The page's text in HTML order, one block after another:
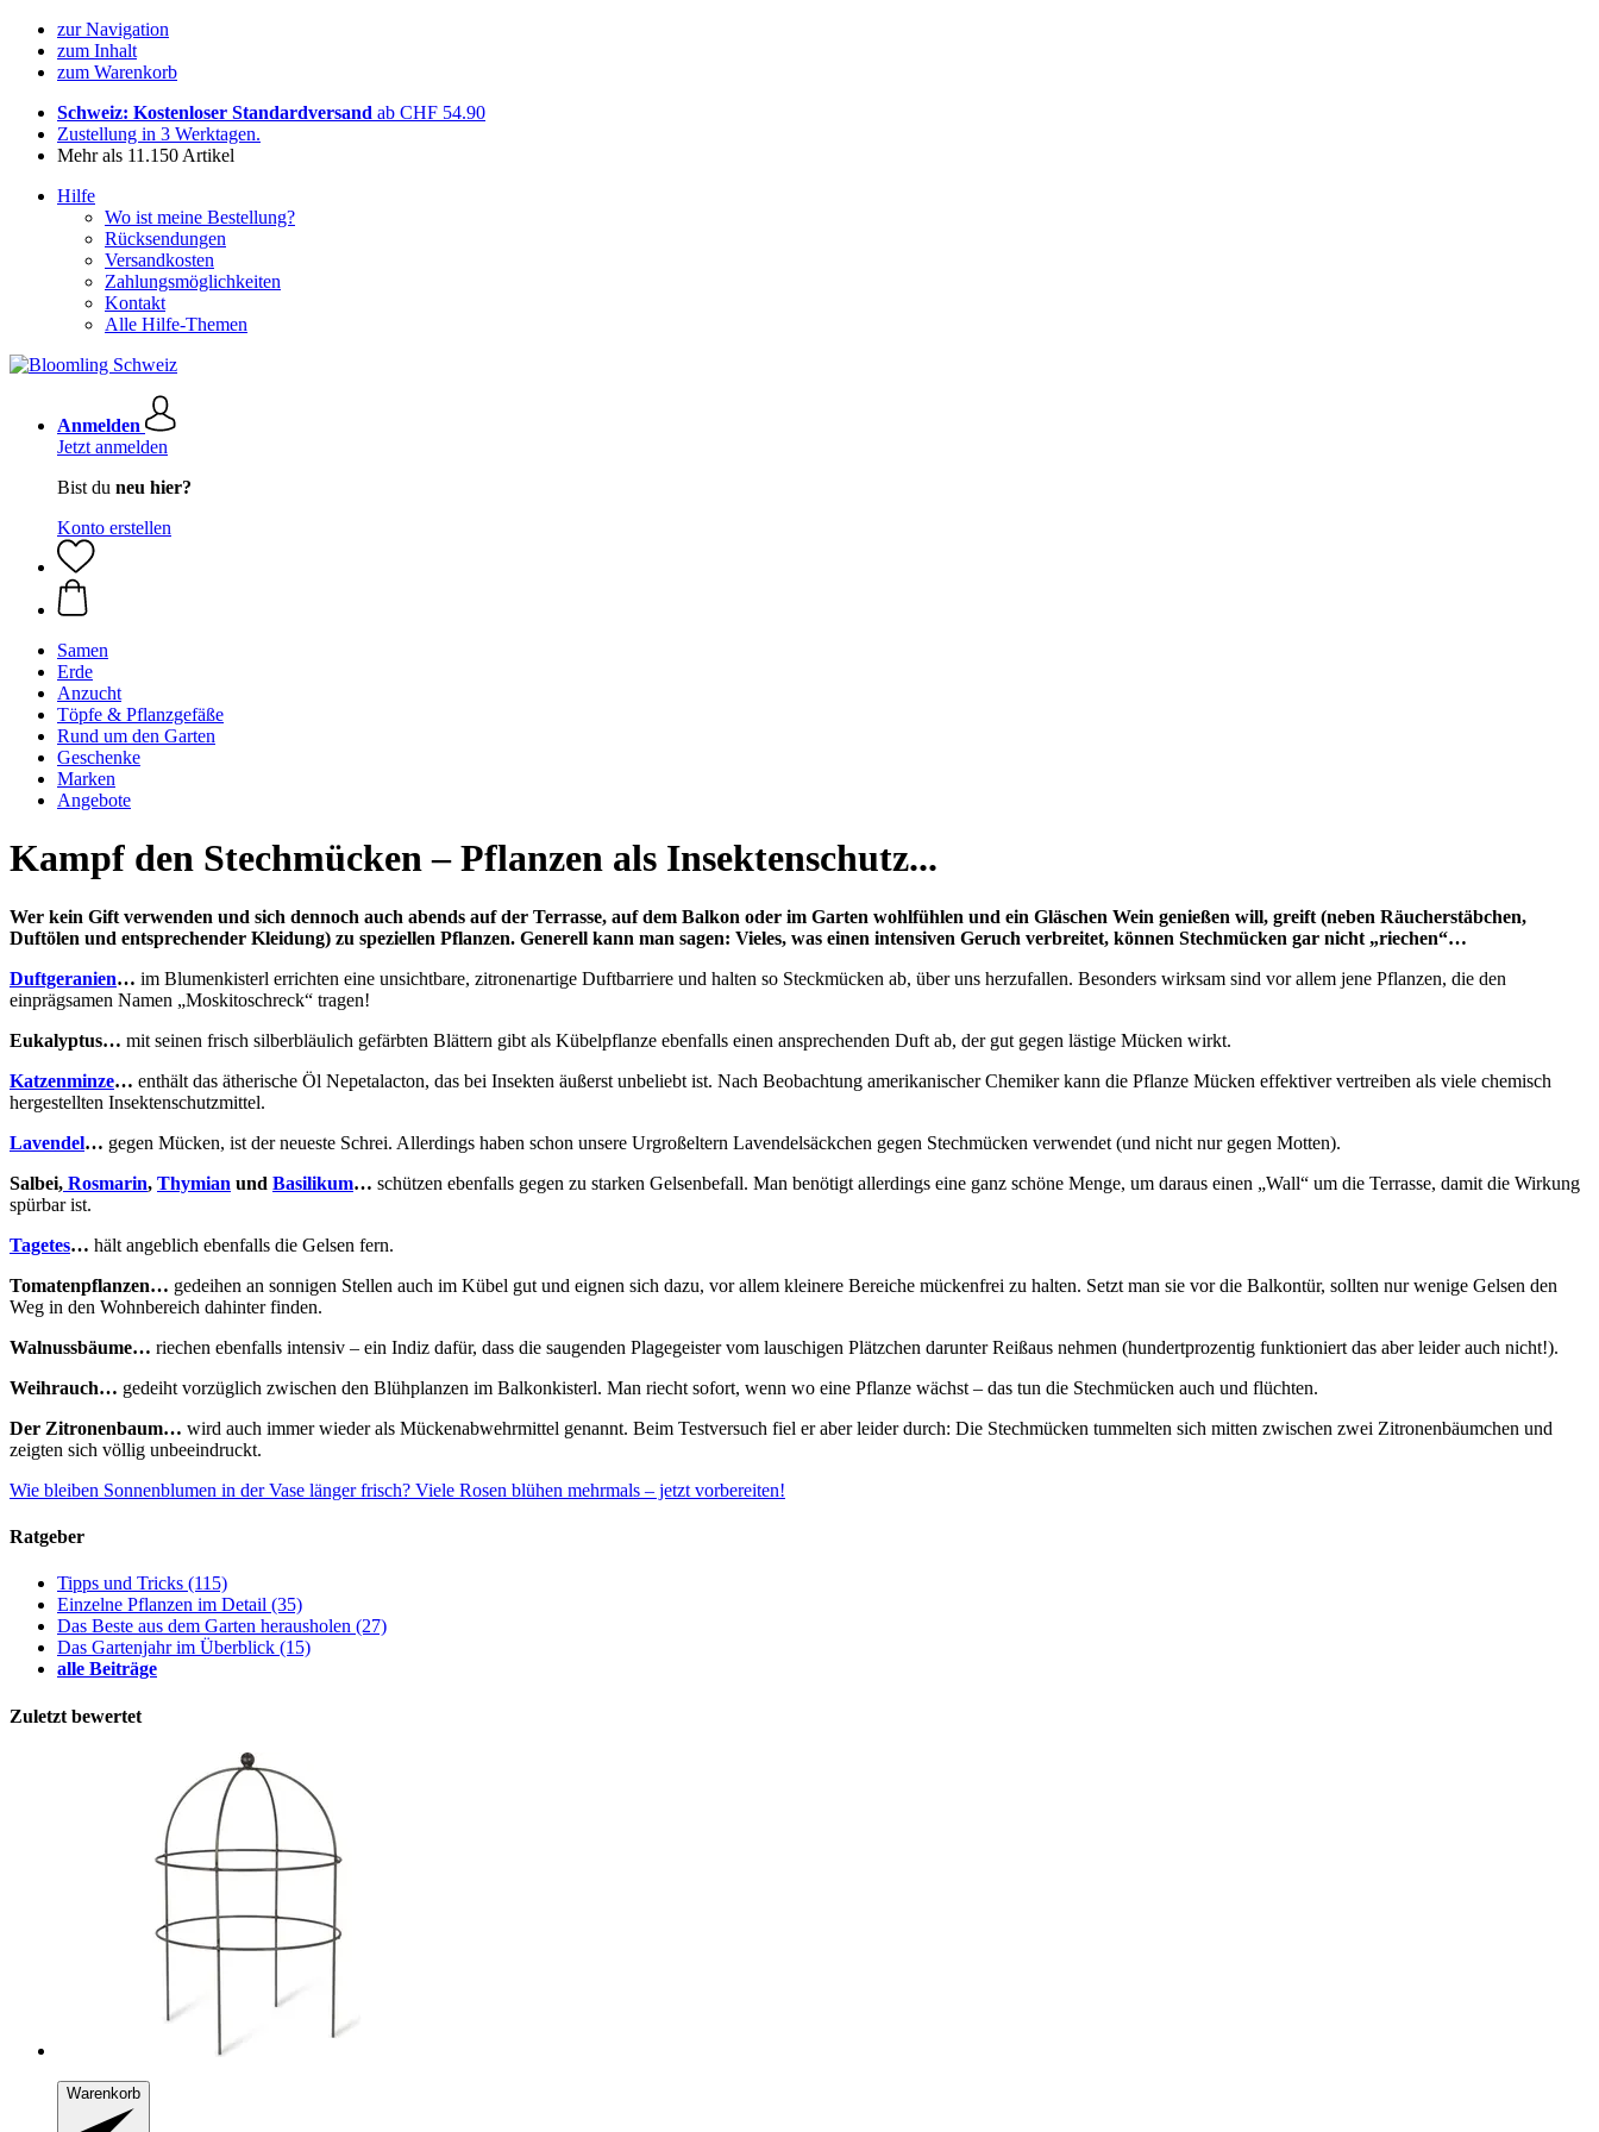
zur Navigation
zum Inhalt
zum Warenkorb
Schweiz: Kostenloser Standardversand ab CHF 54.90
Zustellung in 3 Werktagen.
Mehr als 11.150 Artikel
Hilfe
Wo ist meine Bestellung?
Rücksendungen
Versandkosten
Zahlungsmöglichkeiten
Kontakt
Alle Hilfe-Themen
Anmelden
Jetzt anmelden
Bist du neu hier?
Konto erstellen
Samen
Erde
Anzucht
Töpfe & Pflanzgefäße
Rund um den Garten
Geschenke
Marken
Angebote
Kampf den Stechmücken – Pflanzen als Insektenschutz...
Wer kein Gift verwenden und sich dennoch auch abends auf der Terrasse, auf dem Balkon oder im Garten wohlfühlen und ein Gläschen Wein genießen will, greift (neben Räucherstäbchen,
Duftölen und entsprechender Kleidung) zu speziellen Pflanzen. Generell kann man sagen: Vieles, was einen intensiven Geruch verbreitet, können Stechmücken gar nicht „riechen“…
Duftgeranien… im Blumenkisterl errichten eine unsichtbare, zitronenartige Duftbarriere und halten so Steckmücken ab, über uns herzufallen. Besonders wirksam sind vor allem jene Pflanzen, die den
einprägsamen Namen „Moskitoschreck“ tragen!
Eukalyptus… mit seinen frisch silberbläulich gefärbten Blättern gibt als Kübelpflanze ebenfalls einen ansprechenden Duft ab, der gut gegen lästige Mücken wirkt.
Katzenminze… enthält das ätherische Öl Nepetalacton, das bei Insekten äußerst unbeliebt ist. Nach Beobachtung amerikanischer Chemiker kann die Pflanze Mücken effektiver vertreiben als viele chemisch
hergestellten Insektenschutzmittel.
Lavendel… gegen Mücken, ist der neueste Schrei. Allerdings haben schon unsere Urgroßeltern Lavendelsäckchen gegen Stechmücken verwendet (und nicht nur gegen Motten).
Salbei, Rosmarin, Thymian und Basilikum… schützen ebenfalls gegen zu starken Gelsenbefall. Man benötigt allerdings eine ganz schöne Menge, um daraus einen „Wall“ um die Terrasse, damit die Wirkung
spürbar ist.
Tagetes… hält angeblich ebenfalls die Gelsen fern.
Tomatenpflanzen… gedeihen an sonnigen Stellen auch im Kübel gut und eignen sich dazu, vor allem kleinere Bereiche mückenfrei zu halten. Setzt man sie vor die Balkontür, sollten nur wenige Gelsen den
Weg in den Wohnbereich dahinter finden.
Walnussbäume… riechen ebenfalls intensiv – ein Indiz dafür, dass die saugenden Plagegeister vom lauschigen Plätzchen darunter Reißaus nehmen (hundertprozentig funktioniert das aber leider auch nicht!).
Weihrauch… gedeiht vorzüglich zwischen den Blühplanzen im Balkonkisterl. Man riecht sofort, wenn wo eine Pflanze wächst – das tun die Stechmücken auch und flüchten.
Der Zitronenbaum… wird auch immer wieder als Mückenabwehrmittel genannt. Beim Testversuch fiel er aber leider durch: Die Stechmücken tummelten sich mitten zwischen zwei Zitronenbäumchen und
zeigten sich völlig unbeeindruckt.
Wie bleiben Sonnenblumen in der Vase länger frisch? Viele Rosen blühen mehrmals – jetzt vorbereiten!
Ratgeber
Tipps und Tricks (115)
Einzelne Pflanzen im Detail (35)
Das Beste aus dem Garten herausholen (27)
Das Gartenjahr im Überblick (15)
alle Beiträge
Zuletzt bewertet
Warenkorb